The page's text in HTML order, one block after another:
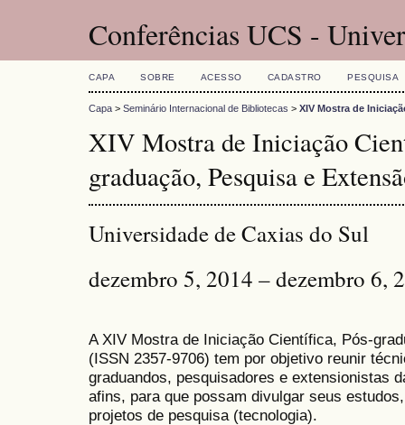
Conferências UCS -
CAPA SOBRE ACESSO CADASTRO PESQUISA
Capa > Seminário Internacional de Bibliotecas > XIV Mostra de
XIV Mostra de Iniciação
graduação, Pesquisa e
Universidade de Caxias do Sul
dezembro 5, 2014 – dezembro 6,
A XIV Mostra de Iniciação Científica, Pós-
(ISSN 2357-9706) tem por objetivo reunir
graduandos, pesquisadores e extensionistas
afins, para que possam divulgar seus
projetos de pesquisa (tecnologia).